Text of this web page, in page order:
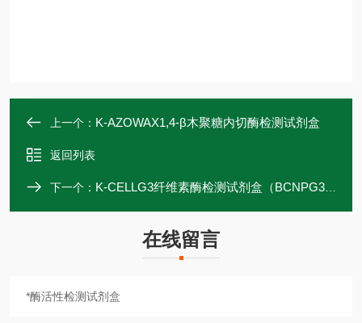
上一个： K-AZOWAX1,4-β木聚糖内切酶检测试剂盒
返回列表
下一个： K-CELLG3纤维素酶检测试剂盒（BCNPG3）
在线留言